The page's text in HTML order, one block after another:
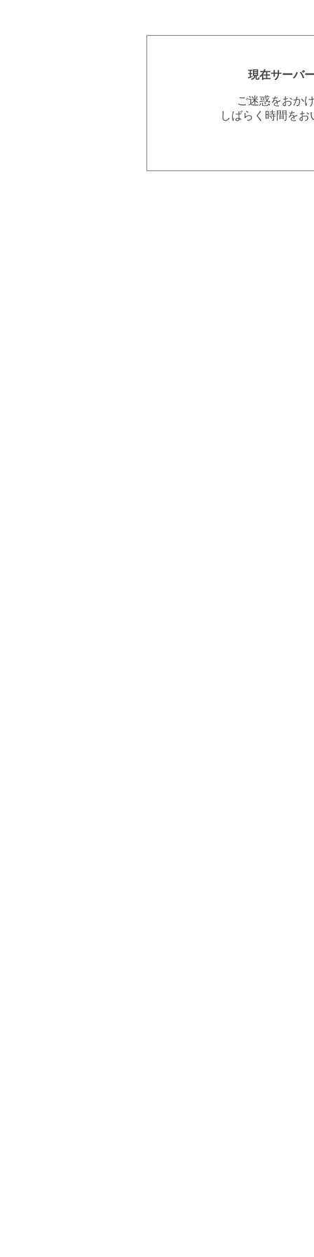
現在サーバ
ご迷惑をおか
しばらく時間を